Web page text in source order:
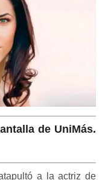
de UniMás.
a la actriz de